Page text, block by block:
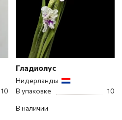
10
Гладиолус
Нидерланды
В упаковке
10
В наличии